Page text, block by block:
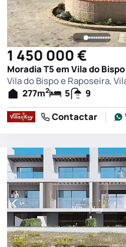
as fotografias
1 450 000 €
Vila do Bispo e Raposeira,
277m2 5
9
Contactar